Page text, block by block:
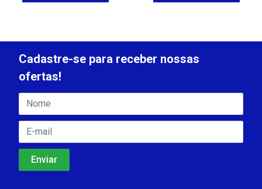
Cadastre-se para receber nossas
ofertas!